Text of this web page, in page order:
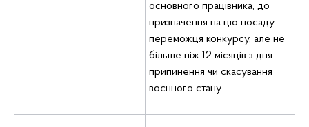
основного працівника, до
призначення на цю посаду
переможця конкурсу, але не
більше ніж 12 місяців з дня
припинення чи скасування
воєнного стану.